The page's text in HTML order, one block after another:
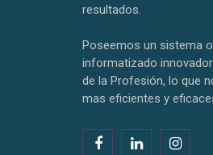
resultados.
Poseemos un sistema
informatizado
de la Profesión, lo que
mas eficientes y